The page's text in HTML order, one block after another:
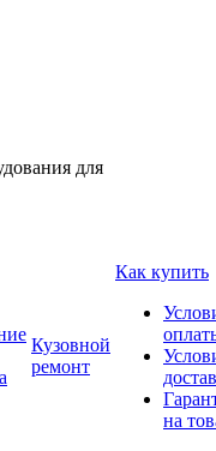
для
Кузовной
ремонт
Как купить
на